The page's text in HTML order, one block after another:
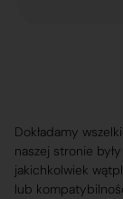
Dokładamy
naszej stronie
jakichkolwiek
lub